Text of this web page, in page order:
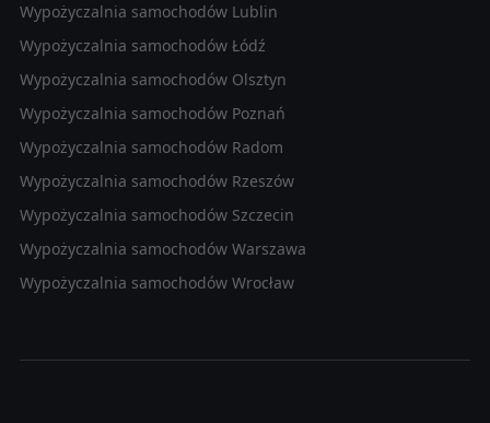
Wypożyczalnia samochodów Lublin
Wypożyczalnia samochodów Łódź
Wypożyczalnia samochodów Olsztyn
Wypożyczalnia samochodów Poznań
Wypożyczalnia samochodów Radom
Wypożyczalnia samochodów Rzeszów
Wypożyczalnia samochodów Szczecin
Wypożyczalnia samochodów Warszawa
Wypożyczalnia samochodów Wrocław